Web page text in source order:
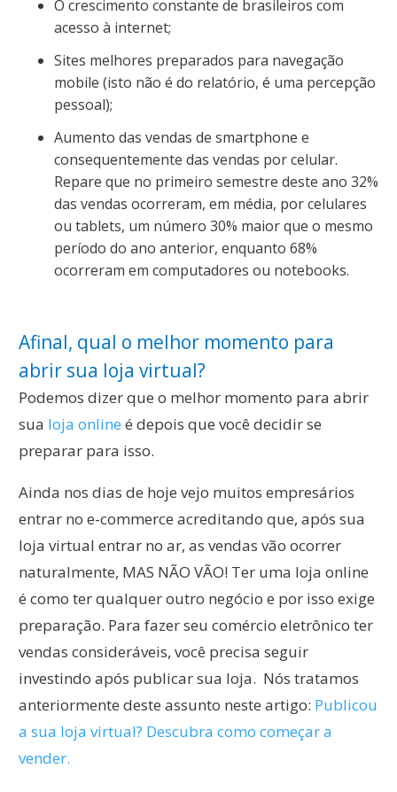
O crescimento constante de brasileiros com
acesso à internet;
Sites melhores preparados para navegação
mobile (isto não é do relatório, é uma percepção
pessoal);
Aumento das vendas de smartphone e
consequentemente das vendas por celular.
Repare que no primeiro semestre deste ano 32%
das vendas ocorreram, em média, por celulares
ou tablets, um número 30% maior que o mesmo
período do ano anterior, enquanto 68%
ocorreram em computadores ou notebooks.
Afinal, qual o melhor momento para
abrir sua loja virtual?
Podemos dizer que o melhor momento para abrir
sua loja online é depois que você decidir se
preparar para isso.
Ainda nos dias de hoje vejo muitos empresários
entrar no e-commerce acreditando que, após sua
loja virtual entrar no ar, as vendas vão ocorrer
naturalmente, MAS NÃO VÃO! Ter uma loja online
é como ter qualquer outro negócio e por isso exige
preparação. Para fazer seu comércio eletrônico ter
vendas consideráveis, você precisa seguir
investindo após publicar sua loja. Nós tratamos
anteriormente deste assunto neste artigo: Publicou
a sua loja virtual? Descubra como começar a
vender.